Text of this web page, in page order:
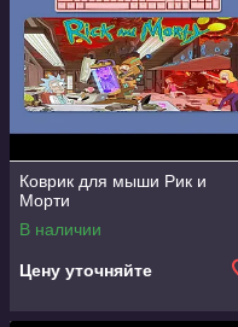
Коврик для мыши Рик и
Морти
В наличии
Цену уточняйте